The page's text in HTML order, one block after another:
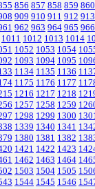
856 857 858 859 860
909 910 911 912 913
962 963 964 965 966
1011 1012 1013 1014
1052 1053 1054
1093 1094 1095
1134 1135 1136
1175 1176 1177
1216 1217 1218
1257 1258 1259
1298 1299 1300
1339 1340 1341
1380 1381 1382
1421 1422 1423
1462 1463 1464
1503 1504 1505
1544 1545 1546